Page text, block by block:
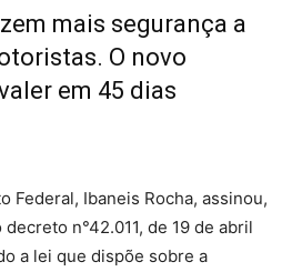
mais segurança a
O novo
em 45 dias
Federal, Ibaneis Rocha, assinou,
n°42.011, de 19 de abril
a lei que dispõe sobre a